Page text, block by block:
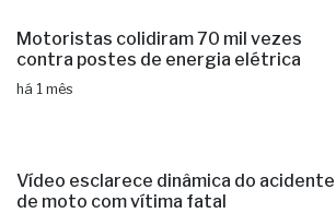
Motoristas colidiram 70 mil vezes
contra postes de energia elétrica
há 1 mês
Vídeo esclarece dinâmica do acidente
de moto com vítima fatal